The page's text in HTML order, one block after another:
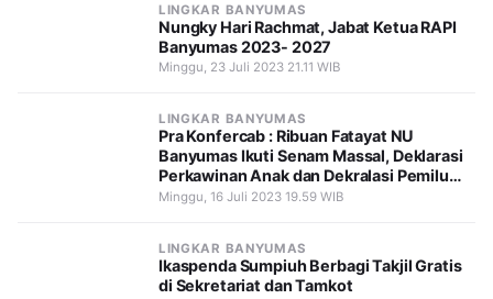
LINGKAR BANYUMAS
Nungky Hari Rachmat, Jabat Ketua RAPI
Banyumas 2023- 2027
Minggu, 23 Juli 2023 21.11 WIB
LINGKAR BANYUMAS
Pra Konfercab : Ribuan Fatayat NU
Banyumas Ikuti Senam Massal, Deklarasi
Perkawinan Anak dan Dekralasi Pemilu
Jujur, Damai serta Bebas Money Politik
Minggu, 16 Juli 2023 19.59 WIB
LINGKAR BANYUMAS
Ikaspenda Sumpiuh Berbagi Takjil Gratis
di Sekretariat dan Tamkot